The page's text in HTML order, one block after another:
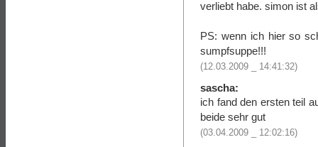
verliebt habe. simon ist
PS: wenn ich hier so
sumpfsuppe!!!
(12.03.2009 _ 14:41:32)
sascha:
ich fand den ersten teil
beide sehr gut
(03.04.2009 _ 12:02:16)